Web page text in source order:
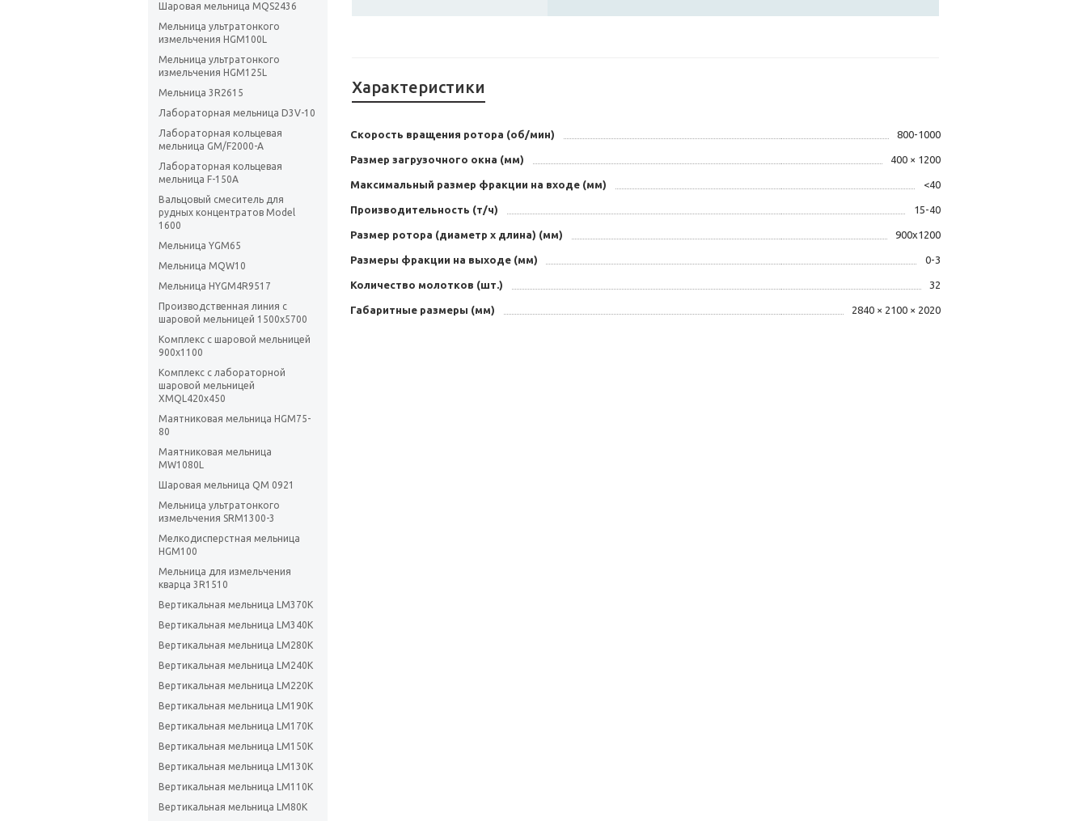
Шаровая мельница MQS2436
Мельница ультратонкого
измельчения HGM100L
Мельница ультратонкого
измельчения HGM125L
Мельница 3R2615
Лабораторная мельница D3V-10
Лабораторная кольцевая
мельница GM/F2000-A
Лабораторная кольцевая
мельница F-150А
Вальцовый смеситель для
рудных концентратов Model
1600
Мельница YGM65
Мельница MQW10
Мельница HYGM4R9517
Производственная линия с
шаровой мельницей 1500х5700
Комплекс с шаровой мельницей
900х1100
Комплекс с лабораторной
шаровой мельницей
XMQL420x450
Маятниковая мельница HGM75-
80
Маятниковая мельница
MW1080L
Шаровая мельница QM 0921
Мельница ультратонкого
измельчения SRM1300-3
Мелкодисперстная мельница
HGM100
Мельница для измельчения
кварца 3R1510
Вертикальная мельница LM370K
Вертикальная мельница LM340K
Вертикальная мельница LM280K
Вертикальная мельница LM240K
Вертикальная мельница LM220K
Вертикальная мельница LM190K
Вертикальная мельница LM170K
Вертикальная мельница LM150K
Вертикальная мельница LM130K
Вертикальная мельница LM110K
Вертикальная мельница LM80K
Характеристики
Скорость вращения ротора (об/мин) 800-1000
Размер загрузочного окна (мм) 400 × 1200
Максимальный размер фракции на входе (мм) <40
Производительность (т/ч) 15-40
Размер ротора (диаметр х длина) (мм) 900х1200
Размеры фракции на выходе (мм) 0-3
Количество молотков (шт.) 32
Габаритные размеры (мм) 2840 × 2100 × 2020